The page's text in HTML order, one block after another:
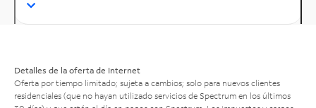
Detalles de la oferta de Internet
Oferta por tiempo limitado; sujeta a cambios; solo para nuevos clientes
residenciales (que no hayan utilizado servicios de Spectrum en los últimos